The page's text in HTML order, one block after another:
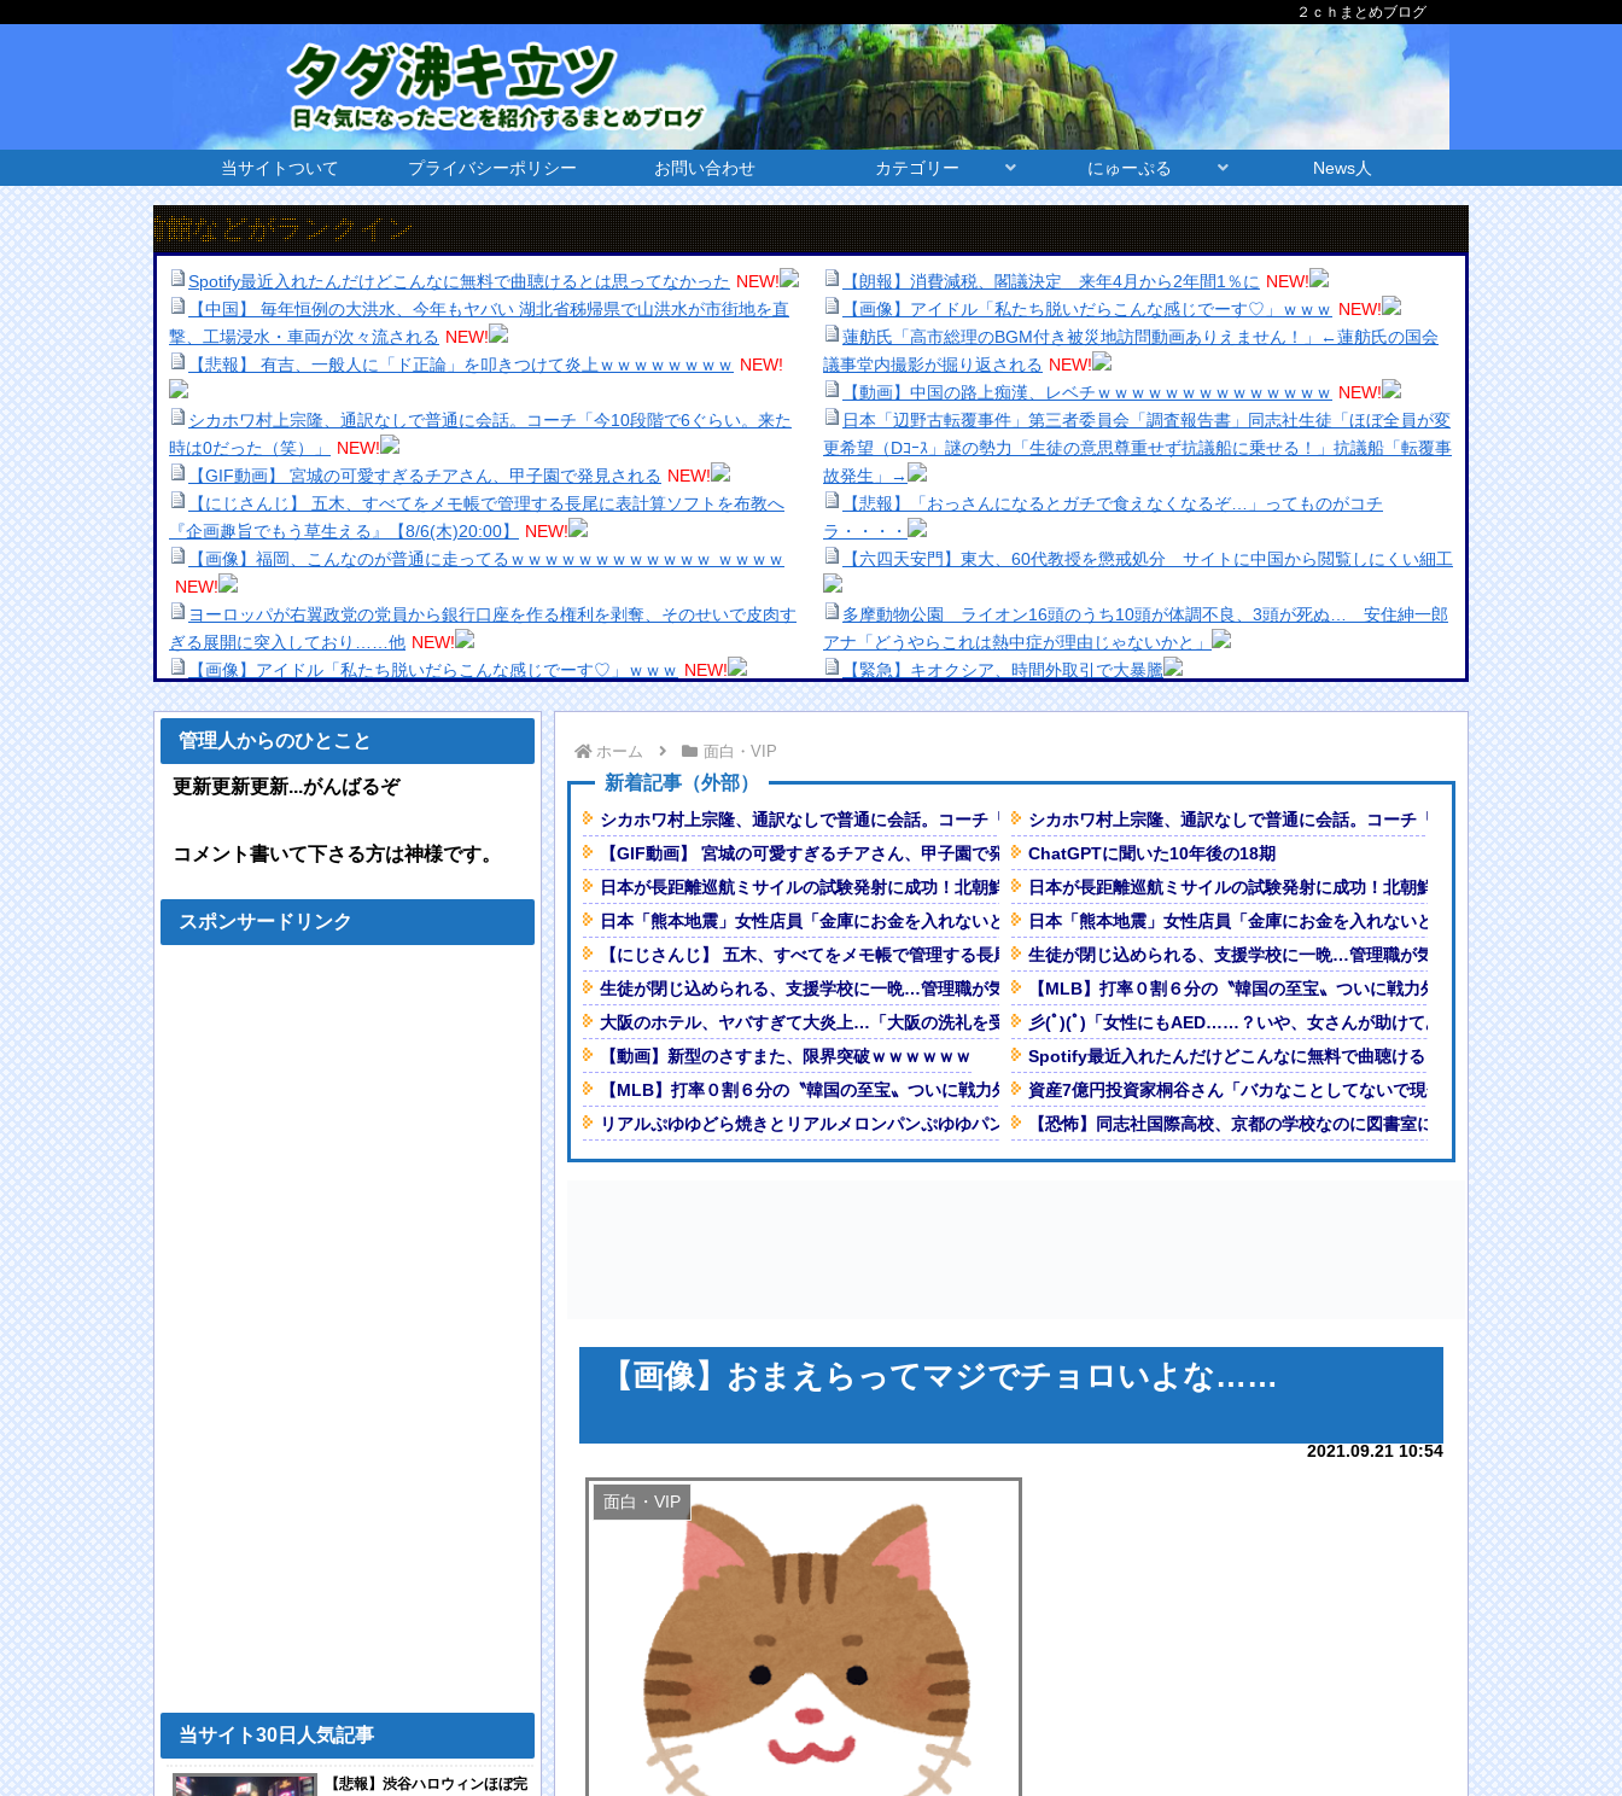
２ｃｈまとめブログ
当サイトついて プライバシーポリシー お問い合わせ カテゴリー にゅーぷる News人
前館などがランクイン
Spotify最近入れたんだけどこんなに無料で曲聴けるとは思ってなかった NEW!
【中国】 毎年恒例の大洪水、今年もヤバい 湖北省秭帰県で山洪水が市街地を直
撃、工場浸水・車両が次々流される NEW!
【悲報】 有吉、一般人に「ド正論」を叩きつけて炎上ｗｗｗｗｗｗｗｗ NEW!
シカホワ村上宗隆、通訳なしで普通に会話。コーチ「今10段階で6ぐらい。来た
時は0だった（笑）」
NEW!
【GIF動画】 宮城の可愛すぎるチアさん、甲子園で発見される NEW!
【にじさんじ】 五木、すべてをメモ帳で管理する長尾に表計算ソフトを布教へ
『企画趣旨でもう草生える』【8/6(木)20:00】
NEW!
【画像】福岡、こんなのが普通に走ってるｗｗｗｗｗｗｗｗｗｗｗｗ ｗｗｗｗ
NEW!
ヨーロッパが右翼政党の党員から銀行口座を作る権利を剥奪、そのせいで皮肉す
ぎる展開に突入しており……他 NEW!
【画像】アイドル「私たち脱いだらこんな感じでーす♡」ｗｗｗ NEW!
【動画】中国の路上痴漢、レベチｗｗｗｗｗｗｗｗｗｗｗｗｗｗ
NEW!
今週の「鵺の陰陽師」感想、修業の成果で姿を変えた四衲！！ その力と
【追加戦士になったと思ったら性処理を任されたでござる】 その６７ NEW!
欧州「日本だけ反則だろ…」 世界の『日本びいき』にヨーロッパ全土から不満
【驚愕】私（女）が1日に10回以上のｵﾅを一ヶ月続けたらｗｗｗｗｗｗｗｗｗ
wwww NEW!
【悲報】「おっさんになるとガチで食えなくなるぞ…」ってものがコチ
多摩動物公園 ライオン16頭のうち10頭が体調不良、3頭が死ぬ… 安住紳一郎
【初水着画像】この可愛さで巨乳は反則だろwwwwwシンガーソングライター・
月山鈴音、人生初グラビアのオフショットが大反響！！！
【悲報】日本人、バカかもしれない。食品消費税減税（8%→1%）に93.2%の国
ドイツ人男性がランニングシューズで富士登山 「足をくじいて動けない」
【朗報】消費減税、閣議決定 来年4月から2年間1％に NEW!
【画像】アイドル「私たち脱いだらこんな感じでーす♡」ｗｗｗ NEW!
蓮舫氏「高市総理のBGM付き被災地訪問動画ありえません！」←蓮舫氏の国会
議事堂内撮影が掘り返される NEW!
【動画】中国の路上痴漢、レベチｗｗｗｗｗｗｗｗｗｗｗｗｗｗ NEW!
日本「辺野古転覆事件」第三者委員会「調査報告書」同志社生徒「ほぼ全員が変
更希望（Dｺｰｽ」謎の勢力「生徒の意思尊重せず抗議船に乗せる！」抗議船「転覆事
故発生」→
【悲報】「おっさんになるとガチで食えなくなるぞ…」ってものがコチ
ラ・・・・
【六四天安門】東大、60代教授を懲戒処分 サイトに中国から閲覧しにくい細工
多摩動物公園 ライオン16頭のうち10頭が体調不良、3頭が死ぬ… 安住紳一郎
アナ「どうやらこれは熱中症が理由じゃないかと」
【緊急】キオクシア、時間外取引で大暴騰
い！！
熊本地震、「九州自動車道は混んでない」と実況しながら被災地へ向かう有名ア
ナなどに批判殺到 全国紙記者「最新の状況をいち早く伝えることは報道機関として
の責務」「情報を取り上げることには大きな意義がある」
【画像】顔100点、体30点の女ｗｗｗ
「洋画に日本版主題歌は必要か?」論争
【悲報】職場で無能判定された人間って割とガチめに差別されるよな・・・
Powered by livedoor 相互RSS
ホーム 面白・VIP
新着記事（外部）
シカホワ村上宗隆、通訳なしで普通に会話。コーチ「今10段階で6ぐらい。来た時は0だった（笑）」
【GIF動画】 宮城の可愛すぎるチアさん、甲子園で発見される
日本が長距離巡航ミサイルの試験発射に成功！北朝鮮が激怒「日本が戦争国家になろうとしている」「絶対に傍観しない、必ず後悔さ
日本「熊本地震」女性店員「金庫にお金を入れないといけない（ｵﾝﾜｰﾄﾞではない」イオンモール熊本「爆発事故（女性店員含む7人
【にじさんじ】 五木、すべてをメモ帳で管理する長尾に表計算ソフトを布教へ『企画趣旨でもう草生える』【8/6(木)20:00】
生徒が閉じ込められる、支援学校に一晩…管理職が気づかず施錠して帰宅
大阪のホテル、ヤバすぎて大炎上…「大阪の洗礼を受けました」
【動画】新型のさすまた、限界突破ｗｗｗｗｗｗ
【MLB】打率０割６分の〝韓国の至宝〟ついに戦力外通告へ「トレード相手見つけるのは困難」と米報道
リアルぷゆゆどら焼きとリアルメロンパンぷゆゆパン来たよぉ🥺
シカホワ村上宗隆、通訳なしで普通に会話。コーチ「今10段階で6ぐらい。
ChatGPTに聞いた10年後の18期
日本が長距離巡航ミサイルの試験発射に成功！北朝鮮が激怒「日本が戦争国
日本「熊本地震」女性店員「金庫にお金を入れないといけない（ｵﾝﾜｰﾄﾞで
生徒が閉じ込められる、支援学校に一晩…管理職が気づかず施錠して帰宅
【MLB】打率０割６分の〝韓国の至宝〟ついに戦力外通告へ「トレード相手
彡(ﾟ)(ﾟ)「女性にもAED……？いや、女さんが助けてあげたらええやろw」
Spotify最近入れたんだけどこんなに無料で曲聴けるとは思ってなかった
資産7億円投資家桐谷さん「バカなことしてないで現金使って好きな事すれば
【恐怖】同志社国際高校、京都の学校なのに図書室には沖縄タイムスと琉球
【画像】おまえらってマジでチョロいよな……
2021.09.21 10:54
面白・VIP
管理人からのひとこと
更新更新更新...がんばるぞ
コメント書いて下さる方は神様です。
スポンサードリンク
当サイト30日人気記事
【悲報】渋谷ハロウィンほぼ完